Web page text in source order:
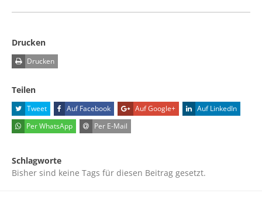
Drucken
Drucken
Teilen
Tweet Auf Facebook Auf Google+
Auf LinkedIn
Per WhatsApp
Per E-Mail
Schlagworte
Bisher sind keine Tags für diesen Beitrag gesetzt.